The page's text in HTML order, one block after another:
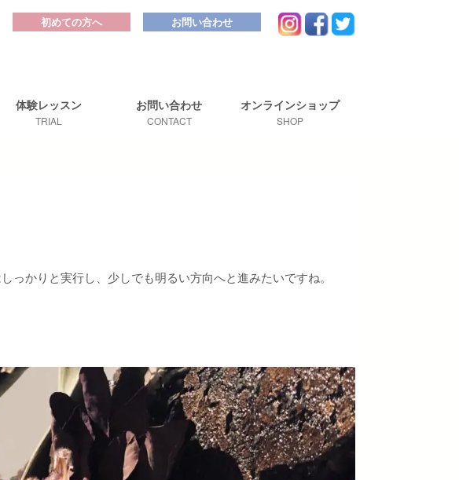
初めての方へ お問い合わせ
体験レッスン
TRIAL
お問い合わせ
CONTACT
オンラインショップ
SHOP
かりと実行し、少しでも明るい方向へと進みたいですね。